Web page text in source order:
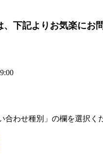
下記よりお気楽にお
合わせ種別」の欄を選択く